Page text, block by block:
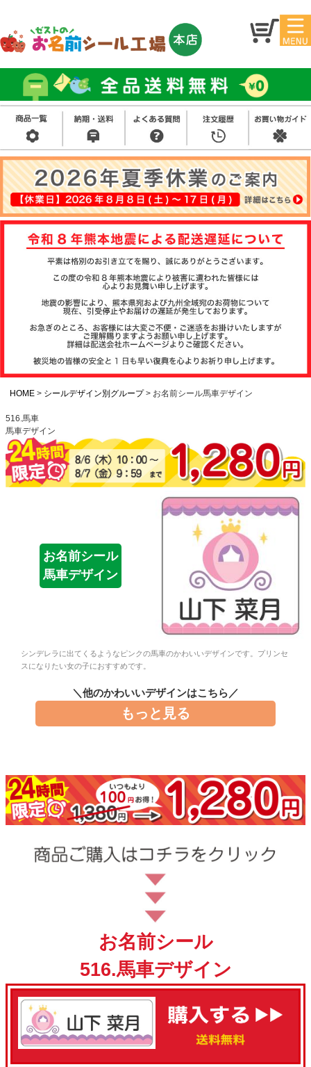
マイ
ジ
お名
前シ
ール
アイ
ロン
シー
ル
お買
い得
セッ
ト
スタ
ンプ
その
他
注文履歴
て
について
よくある質問
商品ガイド
会社概要
お問い合わせ
らせ
HOME シールデザイン別グループ お名前シール馬車デザイン
516.馬車
馬車デザイン
お名前シール
馬車デザイン
シンデレラに出てくるようなピンクの馬車のかわいいデザインです。プリンセ
スになりたい女の子におすすめです。
＼他のかわいいデザインはこちら／
もっと見る
お名前シール
516.馬車デザイン